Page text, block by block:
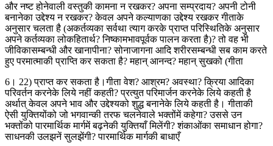
और नष्ट होनेवाली वस्तुकी कामना न रखकर? अपना सम्प्रदाय? अपनी टोनी
बनानेका उद्देश्य न रखकर? केवल अपने कल्याणका उद्देश्य रखकर गीताके
अनुसार चलता है (अकर्तव्यका सर्वथा त्याग करके प्राप्त परिस्थितिके अनुसार
अपने कर्तव्यका लोकहितार्थ? निष्कामभावपूर्वक पालन करता है)? तो वह भी
जीविकासम्बन्धी और खानापीना? सोनाजागना आदि शरीरसम्बन्धी सब काम करते
हुए परमात्माकी प्राप्ति कर सकता है? महान् आनन्द? महान् सुखको (गीता
6। 22) प्राप्त कर सकता है।गीता वेश? आश्रम? अवस्था? क्रिया आदिका
परिवर्तन करनेके लिये नहीं कहती? प्रत्युत परिमार्जन करनेके लिये कहती है
अर्थात् केवल अपने भाव और उद्देश्यको शुद्ध बनानेके लिये कहती है। गीताकी
ऐसी युक्तियोंको जो भगवान्की तरफ चलनेवाले भक्तोंमें कहेगा? उससे उन
भक्तोंको पारमार्थिक मार्गमें बढ़नेकी युक्तियाँ मिलेंगी? शंकाओंका समाधान होगा?
साधनकी उलझनें सुलझेंगी? पारमार्थिक मार्गकी बाधाएँ